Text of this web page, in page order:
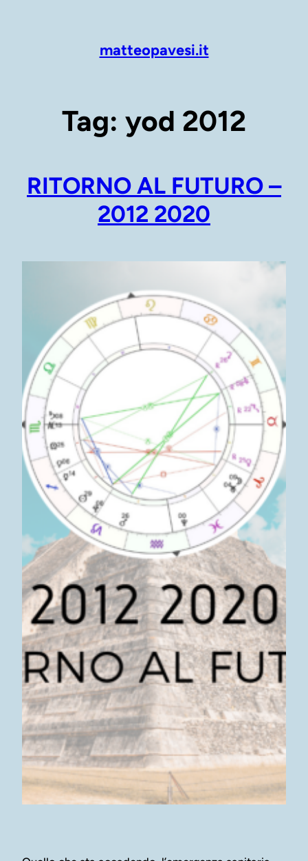
matteopavesi.it
Tag: yod 2012
RITORNO AL FUTURO –
2012 2020